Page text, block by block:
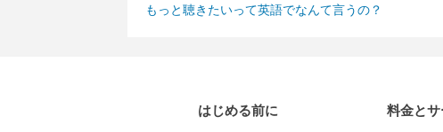
もっと聴きたいって英語でなんて言うの？
はじめる前に 料金と